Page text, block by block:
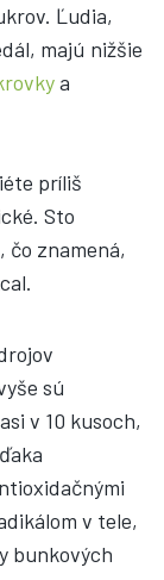
Ľudia,
majú nižšie
a
príliš
Sto
čo znamená,
sú
v 10 kusoch,
v tele,
bunkových